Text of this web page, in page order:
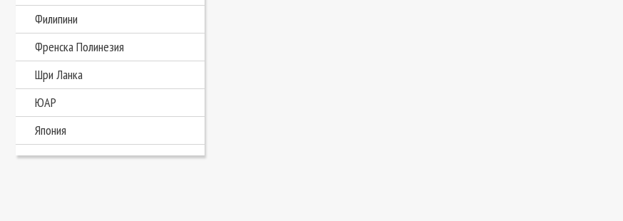
Филипини
Френска Полинезия
Шри Ланка
ЮАР
Япония